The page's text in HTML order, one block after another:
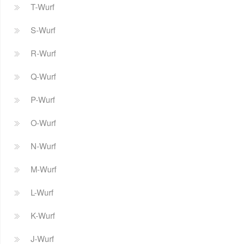
T-Wurf
S-Wurf
R-Wurf
Q-Wurf
P-Wurf
O-Wurf
N-Wurf
M-Wurf
L-Wurf
K-Wurf
J-Wurf